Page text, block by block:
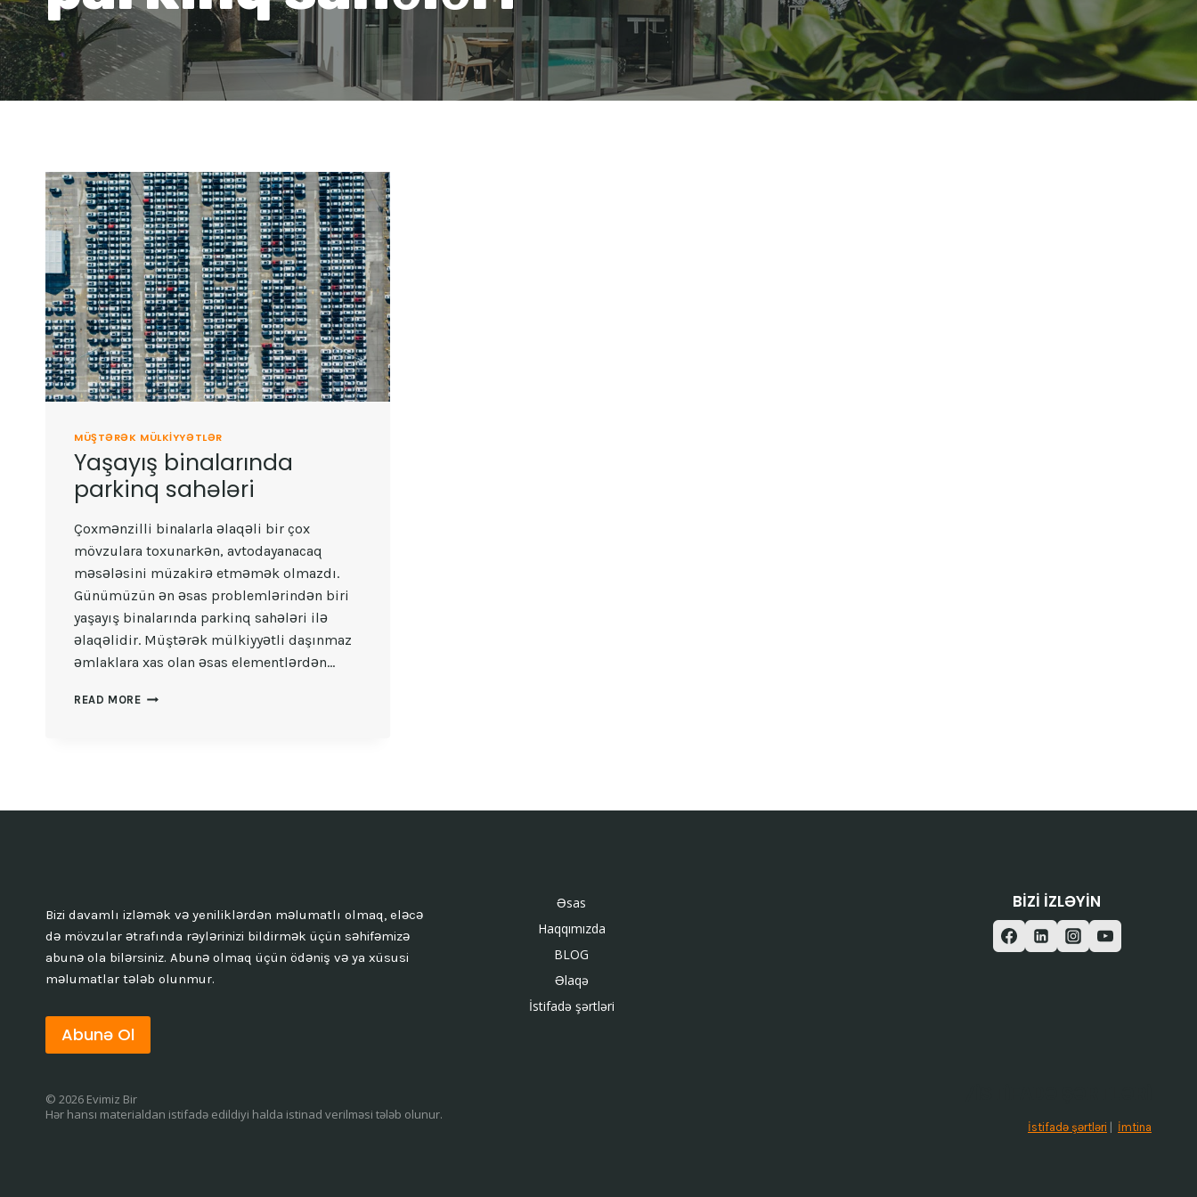
MÜŞTƏRƏK MÜLKIYYƏTLƏR
Yaşayış binalarında
parkinq sahələri
Çoxmənzilli binalarla əlaqəli bir çox
mövzulara toxunarkən, avtodayanacaq
məsələsini müzakirə etməmək olmazdı.
Günümüzün ən əsas problemlərindən biri
yaşayış binalarında parkinq sahələri ilə
əlaqəlidir. Müştərək mülkiyyətli daşınmaz
əmlaklara xas olan əsas elementlərdən…
READ MORE YAŞAYIŞ
Bizi davamlı izləmək və yeniliklərdən məlumatlı olmaq, eləcə
də mövzular ətrafında rəylərinizi bildirmək üçün səhifəmizə
abunə ola bilərsiniz. Abunə olmaq üçün ödəniş və ya xüsusi
məlumatlar tələb olunmur.
Abunə Ol
Əsas
Haqqımızda
BLOG
Əlaqə
İstifadə şərtləri
BIZI IZLƏYIN
© 2026 Evimiz Bir
Hər hansı materialdan istifadə edildiyi halda istinad verilməsi tələb olunur.
İstifadə şərtləri İmtina